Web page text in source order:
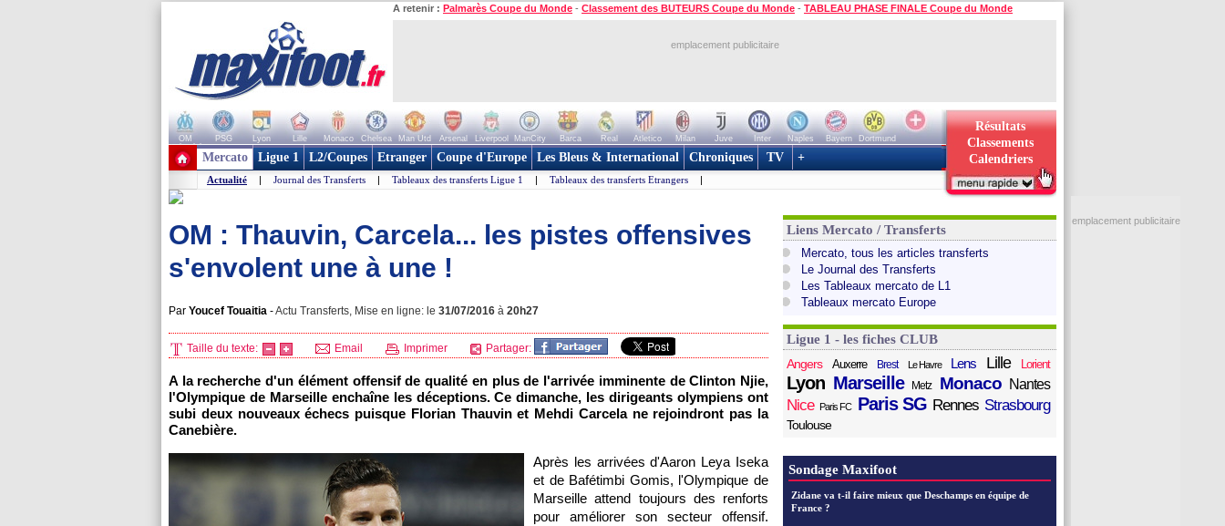
A retenir : Palmarès Coupe du Monde - Classement des BUTEURS Coupe du Monde - TABLEAU PHASE FINALE Coupe du Monde
emplacement publicitaire
OM PSG Lyon Lille Monaco Chelsea Man Utd Arsenal Liverpool ManCity Barca Real Atletico Milan Juve Inter Naples Bayern
Dortmund
+ de clubs
Résultats
Classements
Calendriers
Mercato Ligue 1 L2/Coupes Etranger Coupe d'Europe Les Bleus & International Chroniques TV +
Actualité | Journal des Transferts | Tableaux des transferts Ligue 1 | Tableaux des transferts Etrangers |
OM : Thauvin, Carcela... les pistes offensives
s'envolent une à une !
Par Youcef Touaitia -Actu Transferts, Mise en ligne: le 31/07/2016 à 20h27
Taille du texte: Email Imprimer Partager:
A la recherche d'un élément offensif de qualité en plus de l'arrivée imminente de Clinton Njie,
l'Olympique de Marseille enchaîne les déceptions. Ce dimanche, les dirigeants olympiens ont
subi deux nouveaux échecs puisque Florian Thauvin et Mehdi Carcela ne rejoindront pas la
Canebière.
Après les arrivées d'Aaron Leya Iseka
et de Bafétimbi Gomis, l'Olympique de
Marseille attend toujours des renforts
pour améliorer son secteur offensif.
Liens Mercato / Transferts
Mercato, tous les articles transferts
Le Journal des Transferts
Les Tableaux mercato de L1
Tableaux mercato Europe
Ligue 1 - les fiches CLUB
Angers
Auxerre Brest Le Havre Lens Lille Lorient
Lyon Marseille Metz Monaco Nantes
Nice Paris FC Paris SG Rennes Strasbourg
Toulouse
Sondage Maxifoot
Zidane va t-il faire mieux que Deschamps en équipe de
France ?
emplacement publicitaire